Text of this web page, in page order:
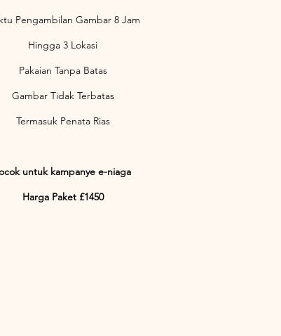
Pengambilan Gambar 8 Jam
Hingga 3 Lokasi
Pakaian Tanpa Batas
Gambar Tidak Terbatas
Termasuk Penata Rias
untuk kampanye e-niaga
Harga Paket £1450